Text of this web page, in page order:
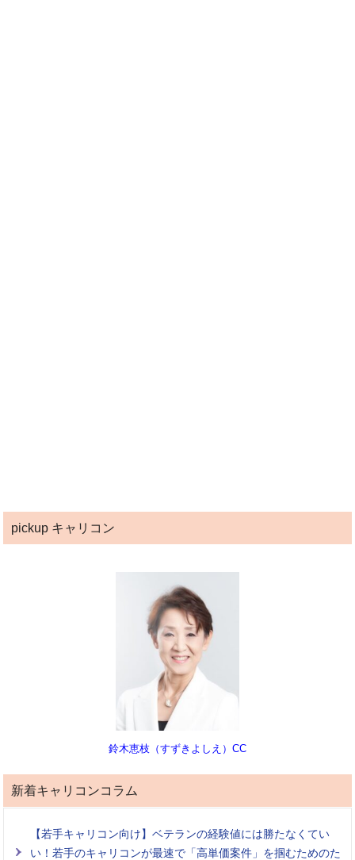
pickup キャリコン
鈴木恵枝（すずきよしえ）CC
新着キャリコンコラム
【若手キャリコン向け】ベテランの経験値には勝たなくてい
い！若手のキャリコンが最速で「高単価案件」を掴むためのた